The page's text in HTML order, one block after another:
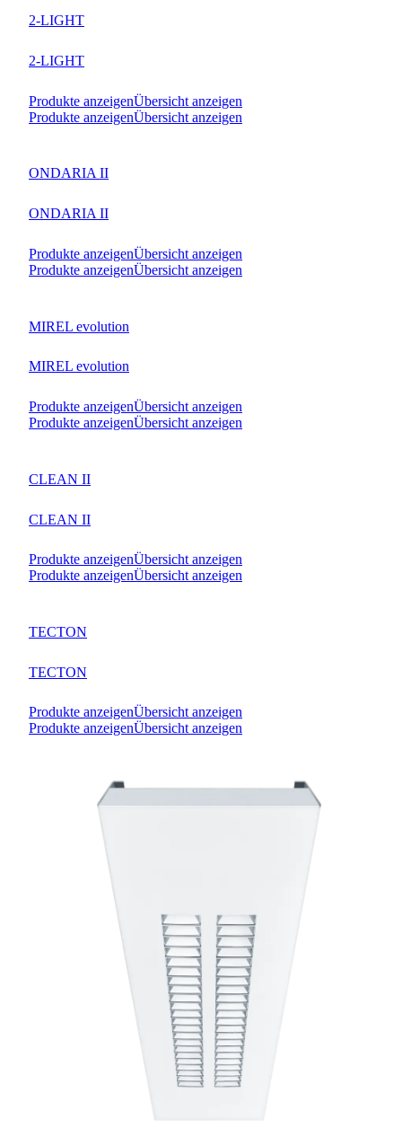
2-LIGHT
2-LIGHT
Produkte anzeigenÜbersicht anzeigen
Produkte anzeigenÜbersicht anzeigen
ONDARIA II
ONDARIA II
Produkte anzeigenÜbersicht anzeigen
Produkte anzeigenÜbersicht anzeigen
MIREL evolution
MIREL evolution
Produkte anzeigenÜbersicht anzeigen
Produkte anzeigenÜbersicht anzeigen
CLEAN II
CLEAN II
Produkte anzeigenÜbersicht anzeigen
Produkte anzeigenÜbersicht anzeigen
TECTON
TECTON
Produkte anzeigenÜbersicht anzeigen
Produkte anzeigenÜbersicht anzeigen